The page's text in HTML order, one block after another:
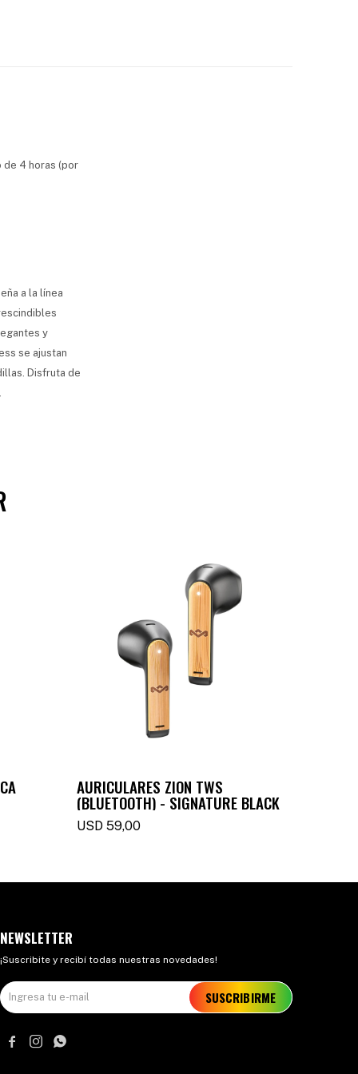
de 4 horas (por
a la línea
y
se ajustan
Disfruta de
AURICULARES ZION TWS
(BLUETOOTH) - SIGNATURE BLACK
USD 59,00
NEWSLETTER
¡Suscribite y recibí todas nuestras novedades!
SUSCRIBIRME
  